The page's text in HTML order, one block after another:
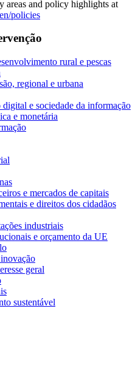
areas and policy highlights at
policies
rural e pescas
regional e urbana
digital e sociedade da informação
e monetária
e mercados de capitais
e direitos dos cidadãos
industriais
e orçamento da UE
geral
sustentável